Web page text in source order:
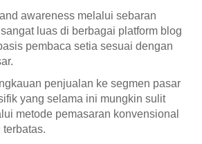
awareness melalui sebaran
luas di berbagai platform blog
pembaca setia sesuai dengan
penjualan ke segmen pasar
yang selama ini mungkin sulit
metode pemasaran konvensional